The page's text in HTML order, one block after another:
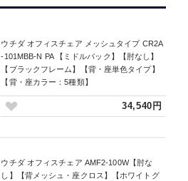
ウチダ オフィスチェア メッシュタイプ CR2A
-101MBB-N PA 【ミドルバック】【肘なし】
【ブラックフレーム】【背・座単色タイプ】
【背・座カラー：5種類】
34,540円
ウチダ オフィスチェア AMF2-100W【肘な
し】【背メッシュ・座クロス】【ホワイトグ